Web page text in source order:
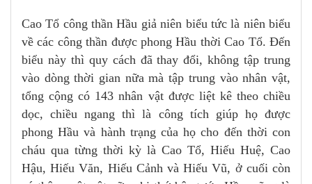
Cao Tổ công thần Hầu giả niên biểu tức là niên biểu
về các công thần được phong Hầu thời Cao Tổ. Đến
biểu này thì quy cách đã thay đổi, không tập trung
vào dòng thời gian nữa mà tập trung vào nhân vật,
tổng cộng có 143 nhân vật được liệt kê theo chiều
dọc, chiều ngang thì là công tích giúp họ được
phong Hầu và hành trạng của họ cho đến thời con
cháu qua từng thời kỳ là Cao Tổ, Hiếu Huệ, Cao
Hậu, Hiếu Văn, Hiếu Cảnh và Hiếu Vũ, ở cuối còn